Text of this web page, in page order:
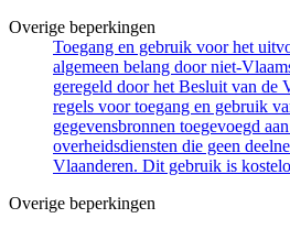
Overige beperkingen
Toegang en gebruik voor het
algemeen belang door niet-
geregeld door het Besluit van de
regels voor toegang en gebruik
gegevensbronnen toegevoegd
overheidsdiensten die geen
Vlaanderen. Dit gebruik is
Overige beperkingen